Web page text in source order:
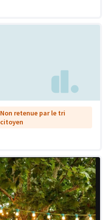
Non retenue par le tri
citoyen